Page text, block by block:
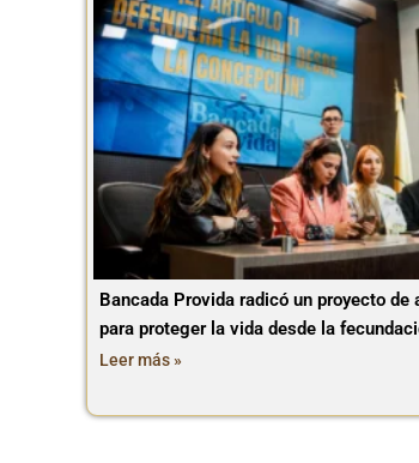
Bancada Provida radicó un proyecto
para proteger la vida desde la
Leer más »